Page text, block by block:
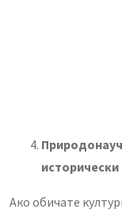
исторически
Ако обичате